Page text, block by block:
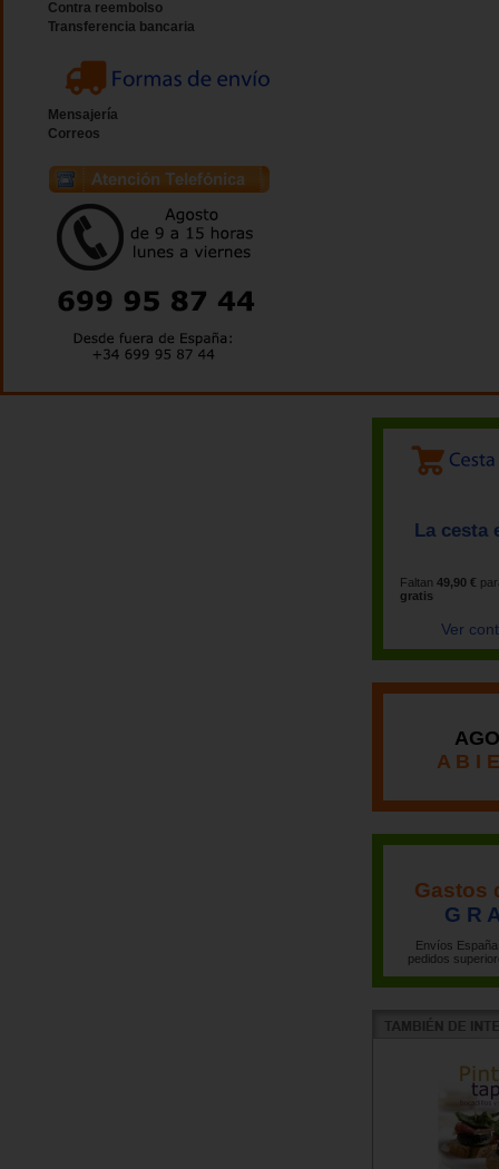
Contra reembolso
Transferencia bancaria
Mensajería
Correos
La cesta
Faltan 49,90 €
gratis
Ver
A B I
Gastos
G R
Envíos
pedidos